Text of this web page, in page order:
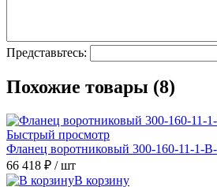
Представьтесь:
Похожие товары (8)
Быстрый просмотр
Фланец воротниковый 300-160-11-1-
66 418 ₽ / шт
В корзину